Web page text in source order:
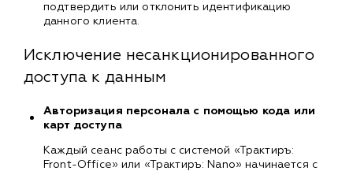
подтвердить или отклонить идентификацию
данного клиента.
Исключение несанкционированного
доступа к данным
Авторизация персонала с помощью кода или
карт доступа
Каждый сеанс работы с системой «Трактиръ:
Front-Office» или «Трактиръ: Nano» начинается с